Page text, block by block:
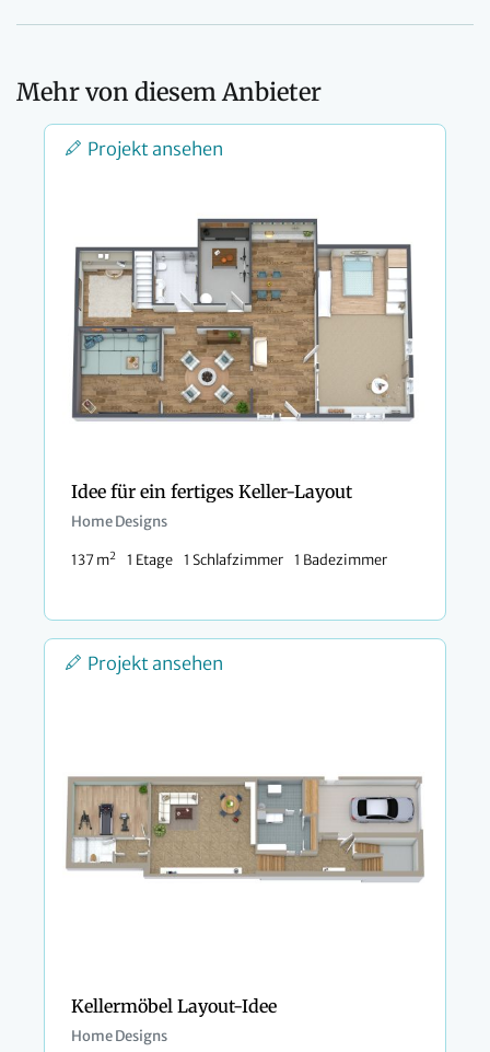
Mehr von diesem Anbieter
Projekt ansehen
Idee für ein fertiges Keller-Layout
Home Designs
137 m2 1 Etage 1 Schlafzimmer 1 Badezimmer
Projekt ansehen
Kellermöbel Layout-Idee
Home Designs